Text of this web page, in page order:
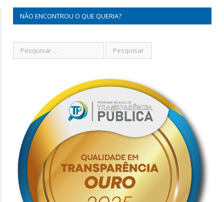
NÃO ENCONTROU O QUE QUERIA?